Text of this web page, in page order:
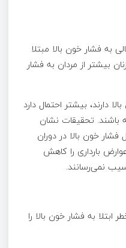
به فشار خون بالا مبتلا
بیشتر از مردان به فشار
دارند، بیشتر احتمال دارد
باشند. تحقیقات نشان
خون بالا در دوران
بارداری را کاهش
نمی‌رسانند.
به فشار خون بالا را